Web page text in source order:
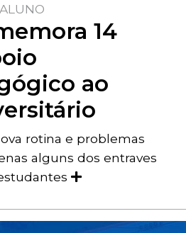
14
ao
rotina e problemas
alguns dos entraves